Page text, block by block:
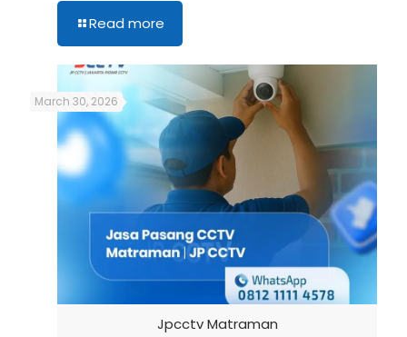
Read more
Jpcctv Matraman
March 30, 2026